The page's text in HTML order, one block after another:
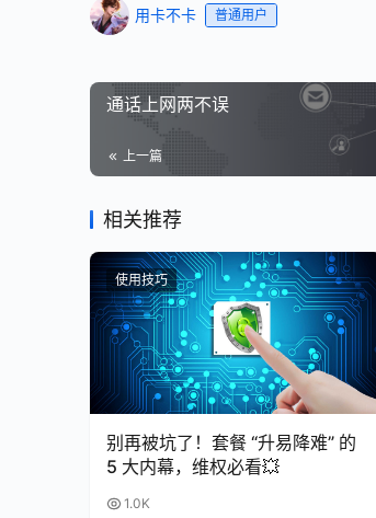
用卡不卡 普通用户
通话上网两不误
上一篇
相关推荐
使用技巧
别再被坑了！套餐 “升易降难” 的
5 大内幕，维权必看💥
1.0K